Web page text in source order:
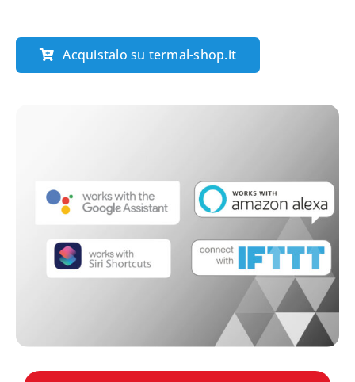
Acquistalo su termal-shop.it